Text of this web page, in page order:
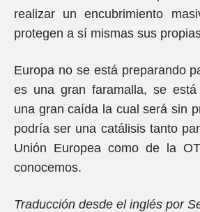
realizar un encubrimiento
protegen a sí mismas sus
Europa no se está preparando
es una gran faramalla, se está
una gran caída la cual será sin
podría ser una catálisis tanto
Unión Europea como de la
conocemos.
Traducción desde el inglés por